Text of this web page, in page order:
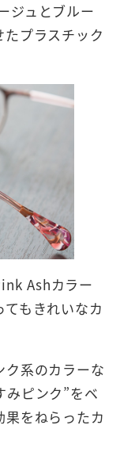
ジュとブルー
プラスチック
Ashカラー
もきれいなカ
ク系のカラーな
みピンク”をベ
をねらったカ